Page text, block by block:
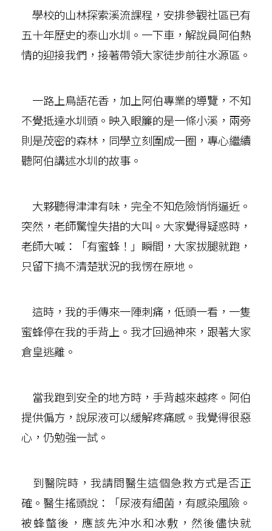
學校的山林探索溪流課程，安排參觀社區已有
五十年歷史的泰山水圳。一下車，解說員阿伯熱
情的迎接我們，接著帶領大家徒步前往水源區。
一路上鳥語花香，加上阿伯專業的導覽，不知
不覺抵達水圳頭。映入眼簾的是一條小溪，兩旁
則是茂密的森林，同學立刻圍成一圈，專心繼續
聽阿伯講述水圳的故事。
大夥聽得津津有味，完全不知危險悄悄逼近。
突然，老師驚惶失措的大叫。大家覺得疑惑時，
老師大喊：「有蜜蜂！」瞬間，大家拔腿就跑，
只留下搞不清楚狀況的我愣在原地。
這時，我的手傳來一陣刺痛，低頭一看，一隻
蜜蜂停在我的手背上。我才回過神來，跟著大家
倉皇逃離。
當我跑到安全的地方時，手背越來越疼。阿伯
提供偏方，說尿液可以緩解疼痛感。我覺得很惡
心，仍勉強一試。
到醫院時，我請問醫生這個急救方式是否正
確。醫生搖頭說：「尿液有細菌，有感染風險。
被蜂螫後，應該先沖水和冰敷，然後儘快就